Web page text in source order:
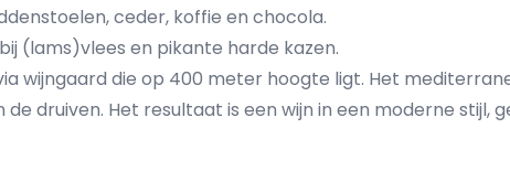
ceder, koffie en chocola.
(lams)vlees en pikante harde kazen.
wijngaard die op 400 meter hoogte ligt. Het
druiven. Het resultaat is een wijn in een moderne stijl,